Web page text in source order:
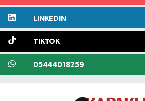
LINKEDIN
TIKTOK
05444018259